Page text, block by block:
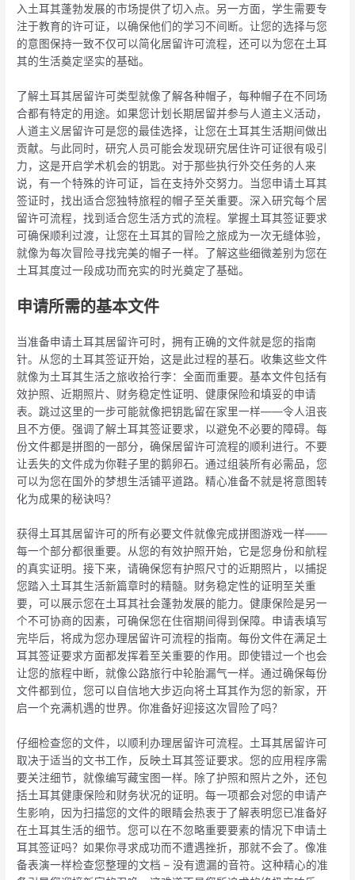
入土耳其蓬勃发展的市场提供了切入点。另一方面，学生需要专
注于教育的许可证，以确保他们的学习不间断。让您的选择与您
的意图保持一致不仅可以简化居留许可流程，还可以为您在土耳
其的生活奠定坚实的基础。
了解土耳其居留许可类型就像了解各种帽子，每种帽子在不同场
合都有特定的用途。如果您计划长期居留并参与人道主义活动，
人道主义居留许可是您的最佳选择，让您在土耳其生活期间做出
贡献。与此同时，研究人员可能会发现研究居住许可证很有吸引
力，这是开启学术机会的钥匙。对于那些执行外交任务的人来
说，有一个特殊的许可证，旨在支持外交努力。当您申请土耳其
签证时，找出适合您独特旅程的帽子至关重要。深入研究每个居
留许可流程，找到适合您生活方式的流程。掌握土耳其签证要求
可确保顺利过渡，让您在土耳其的冒险之旅成为一次无缝体验，
就像为每次冒险寻找完美的帽子一样。了解这些细微差别为您在
土耳其度过一段成功而充实的时光奠定了基础。
申请所需的基本文件
当准备申请土耳其居留许可时，拥有正确的文件就是您的指南
针。从您的土耳其签证开始，这是此过程的基石。收集这些文件
就像为土耳其生活之旅收拾行李：全面而重要。基本文件包括有
效护照、近期照片、财务稳定性证明、健康保险和填妥的申请
表。跳过这里的一步可能就像把钥匙留在家里一样——令人沮丧
且不方便。强调了解土耳其签证要求，以避免不必要的障碍。每
份文件都是拼图的一部分，确保居留许可流程的顺利进行。不要
让丢失的文件成为你鞋子里的鹅卵石。通过组装所有必需品，您
可以为您在国外的梦想生活铺平道路。精心准备不就是将意图转
化为成果的秘诀吗？
获得土耳其居留许可的所有必要文件就像完成拼图游戏一样——
每一个部分都很重要。从您的有效护照开始，它是您身份和航程
的真实证明。接下来，请确保您有护照尺寸的近期照片，以捕捉
您踏入土耳其生活新篇章时的精髓。财务稳定性的证明至关重
要，可以展示您在土耳其社会蓬勃发展的能力。健康保险是另一
个不可协商的因素，可确保您在住宿期间得到保障。申请表填写
完毕后，将成为您办理居留许可流程的指南。每份文件在满足土
耳其签证要求方面都发挥着至关重要的作用。即使错过一个也会
让您的旅程中断，就像公路旅行中轮胎漏气一样。通过确保每份
文件都到位，您可以自信地大步迈向将土耳其作为您的新家，开
启一个充满机遇的世界。你准备好迎接这次冒险了吗？
仔细检查您的文件，以顺利办理居留许可流程。土耳其居留许可
取决于适当的文书工作，反映土耳其签证要求。您的应用程序需
要关注细节，就像编写藏宝图一样。除了护照和照片之外，还包
括土耳其健康保险和财务状况的证明。每一项都会对您的申请产
生影响，因为扫描您的文件的眼睛会热衷于了解表明您已准备好
在土耳其生活的细节。您可以在不忽略重要要素的情况下申请土
耳其签证吗？如果你寻求成功而不遭遇挫折，那就不会了。像准
备表演一样检查您整理的文档 – 没有遗漏的音符。这种精心的准